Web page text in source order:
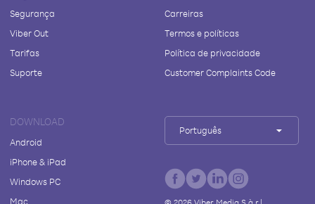
Segurança
Viber Out
Tarifas
Suporte
Carreiras
Termos e políticas
Política de privacidade
Customer Complaints Code
DOWNLOAD
Android
iPhone & iPad
Windows PC
Mac
Português